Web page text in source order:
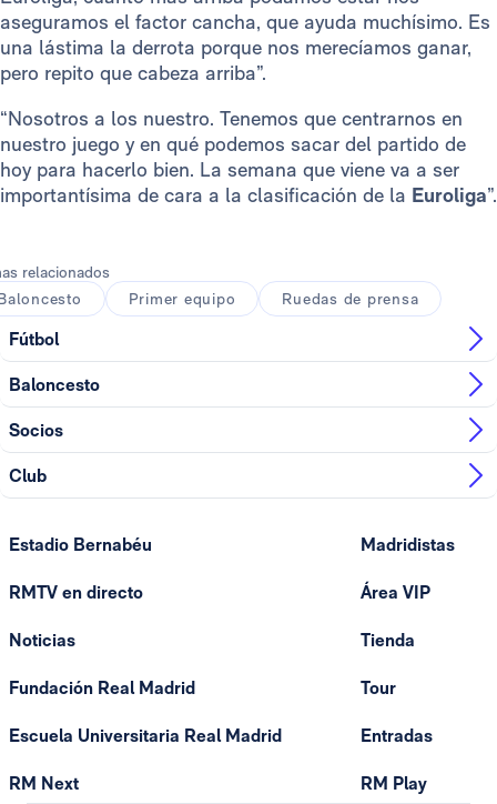
aseguramos el factor cancha, que ayuda muchísimo. Es
una lástima la derrota porque nos merecíamos ganar,
pero repito que cabeza arriba”.
“Nosotros a los nuestro. Tenemos que centrarnos en
nuestro juego y en qué podemos sacar del partido de
hoy para hacerlo bien. La semana que viene va a ser
importantísima de cara a la clasificación de la Euroliga”.
relacionados
Primer equipo Ruedas de prensa
Fútbol
Baloncesto
Socios
Club
Estadio Bernabéu
RMTV en directo
Noticias
Fundación Real Madrid
Escuela Universitaria Real Madrid
RM Next
Madridistas
Área VIP
Tienda
Tour
Entradas
RM Play